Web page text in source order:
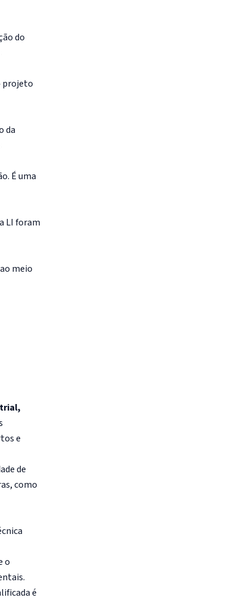
do
projeto
da
É uma
LI foram
meio
e
de
como
o
é